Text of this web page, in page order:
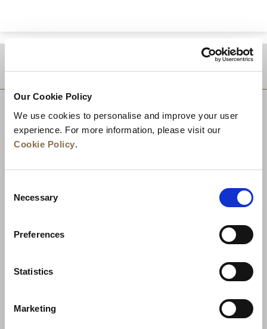
Our Cookie Policy
We use cookies to personalise and improve your user
experience. For more information, please visit our
Cookie Policy.
Selection
Necessary
Preferences
Statistics
Marketing